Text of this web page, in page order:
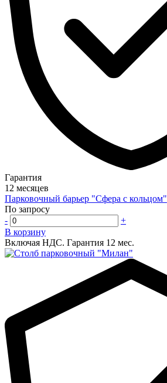
Гарантия
12 месяцев
Парковочный барьер "Сфера с кольцом"
По запросу
-
+
В корзину
Включая НДС. Гарантия 12 мес.